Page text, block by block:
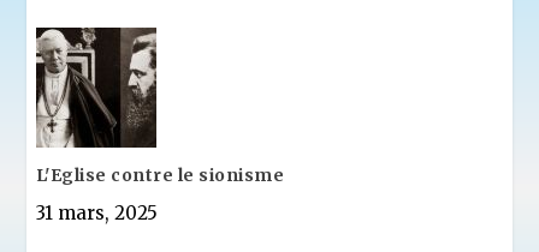
L'Eglise contre le sionisme
31 mars, 2025